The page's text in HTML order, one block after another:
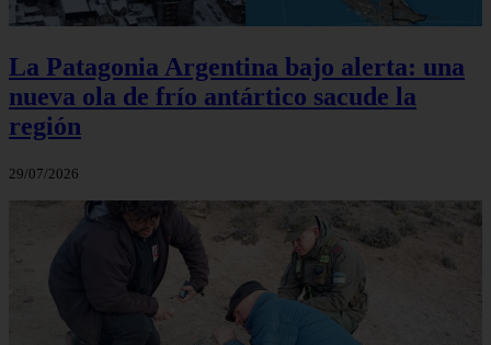
La Patagonia Argentina bajo alerta: una
nueva ola de frío antártico sacude la
región
29/07/2026